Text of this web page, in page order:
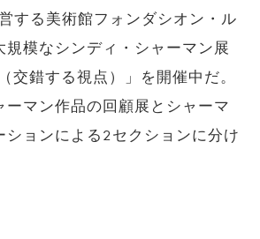
する美術館フォンダシオン・ル
規模なシンディ・シャーマン展
交錯する視点）」を開催中だ。
ーマン作品の回顧展とシャーマ
ションによる2セクションに分け